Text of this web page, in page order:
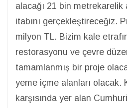
alacağı 21 bin
itabını gerçekleştireceğiz.
milyon TL. Bizim kale
restorasyonu ve çevre
tamamlanmış bir proje
yeme içme alanları olacak.
karşısında yer alan